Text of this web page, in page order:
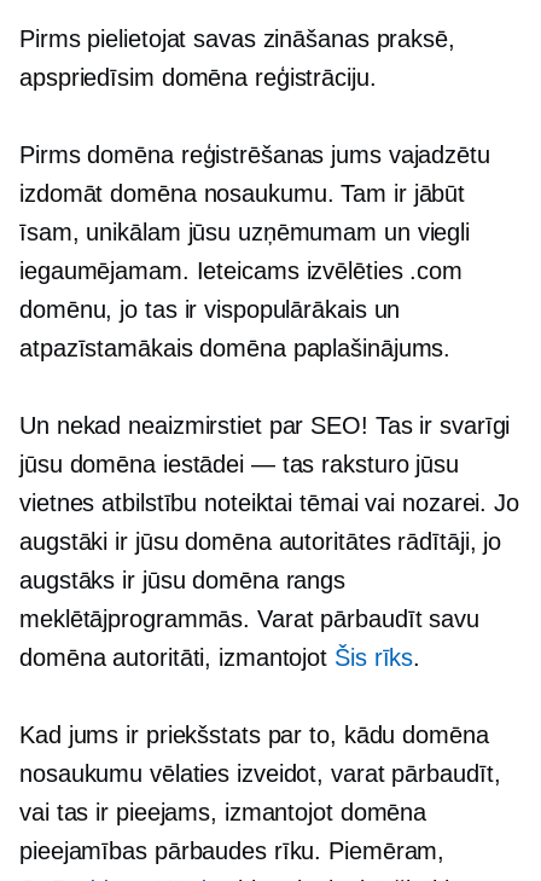
Pirms pielietojat savas zināšanas praksē,
apspriedīsim domēna reģistrāciju.
Pirms domēna reģistrēšanas jums vajadzētu
izdomāt domēna nosaukumu. Tam ir jābūt
īsam, unikālam jūsu uzņēmumam un viegli
iegaumējamam. Ieteicams izvēlēties .com
domēnu, jo tas ir vispopulārākais un
atpazīstamākais domēna paplašinājums.
Un nekad neaizmirstiet par SEO! Tas ir svarīgi
jūsu domēna iestādei — tas raksturo jūsu
vietnes atbilstību noteiktai tēmai vai nozarei. Jo
augstāki ir jūsu domēna autoritātes rādītāji, jo
augstāks ir jūsu domēna rangs
meklētājprogrammās. Varat pārbaudīt savu
domēna autoritāti, izmantojot Šis rīks.
Kad jums ir priekšstats par to, kādu domēna
nosaukumu vēlaties izveidot, varat pārbaudīt,
vai tas ir pieejams, izmantojot domēna
pieejamības pārbaudes rīku. Piemēram,